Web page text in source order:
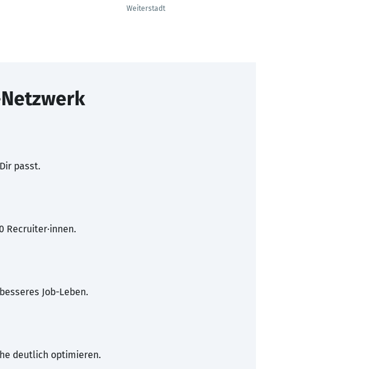
Weiterstadt
Netzwerk
passt.
Recruiter·innen.
Job-Leben.
deutlich optimieren.